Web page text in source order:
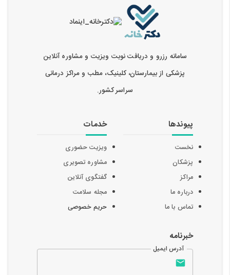
سامانه رزرو و دریافت نوبت ویزیت و مشاوره آنلاین
پزشکی از بیمارستان، کلینیک، مطب و مراکز درمانی
سراسر کشور.
پیوندها
نخست
پزشکان
مراکز
درباره ما
تماس با ما
خدمات
ویزیت حضوری
مشاوره تصویری
گفتگوی آنلاین
مجله سلامت
حریم خصوصی
خبرنامه
آدرس ایمیل